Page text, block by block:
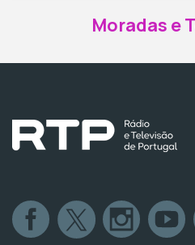
Moradas e